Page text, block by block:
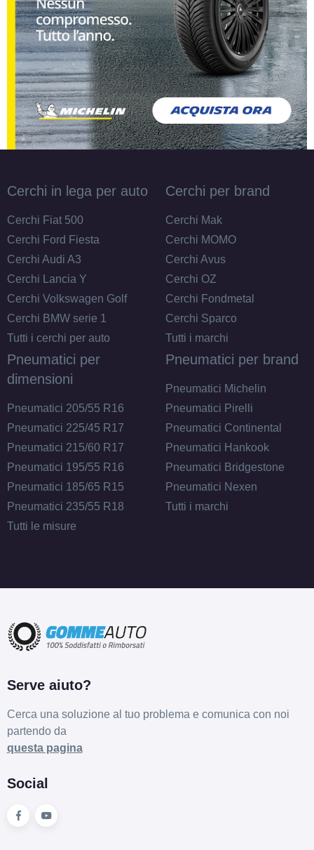
195/55 R16 91V M+S EV
FR XL
Disponibile
205/60 R16 96H M+S EV
XL
Disponibile
205/60 R16 96V M+S EV
XL
Disponibile
195/60 R16 93H M+S EV
XL
Disponibile
205/50 R16 87Y M+S EV
Disponibile
195/65 R16 92V M+S EV
Disponibile
Cerchi in lega per auto
Cerchi Fiat 500
Cerchi Ford Fiesta
Cerchi Audi A3
Cerchi Lancia Y
Cerchi Volkswagen Golf
Cerchi BMW serie 1
Tutti i cerchi per auto
Cerchi per brand
Cerchi Mak
Cerchi MOMO
Cerchi Avus
Cerchi OZ
Cerchi Fondmetal
Cerchi Sparco
Tutti i marchi
Pneumatici per
dimensioni
Pneumatici 205/55 R16
Pneumatici 225/45 R17
Pneumatici 215/60 R17
Pneumatici 195/55 R16
Pneumatici 185/65 R15
Pneumatici 235/55 R18
Tutti le misure
Pneumatici per brand
Pneumatici Michelin
Pneumatici Pirelli
Pneumatici Continental
Pneumatici Hankook
Pneumatici Bridgestone
Pneumatici Nexen
Tutti i marchi
Serve aiuto?
Cerca una soluzione al tuo problema e comunica con noi
partendo da
questa pagina
Social